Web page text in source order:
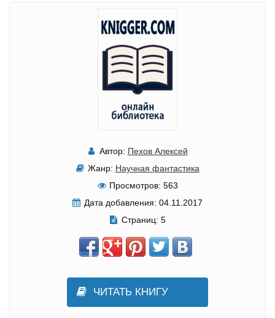
Автор: Пехов Алексей
Жанр: Научная фантастика
Просмотров: 563
Дата добавления: 04.11.2017
Страниц: 5
ЧИТАТЬ КНИГУ